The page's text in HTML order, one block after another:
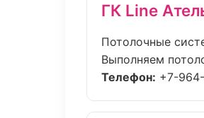
ГК Line
Потолочные
Выполняем
Телефон: +7-